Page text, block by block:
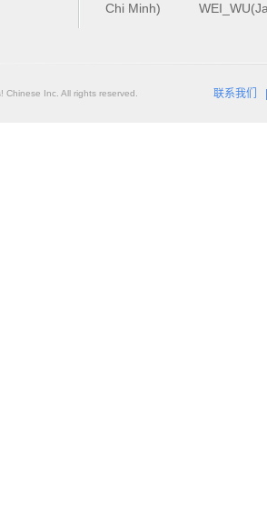
Chi Minh)
Chinese Inc. All rights reserved. 联系我们